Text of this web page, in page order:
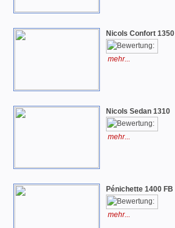
Nicols Confort 1350
mehr...
Nicols Sedan 1310
mehr...
Pénichette 1400 FB
mehr...